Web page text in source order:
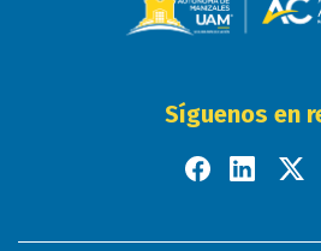
Síguenos en